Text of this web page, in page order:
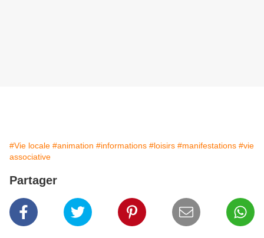
#Vie locale #animation #informations #loisirs #manifestations #vie
associative
Partager